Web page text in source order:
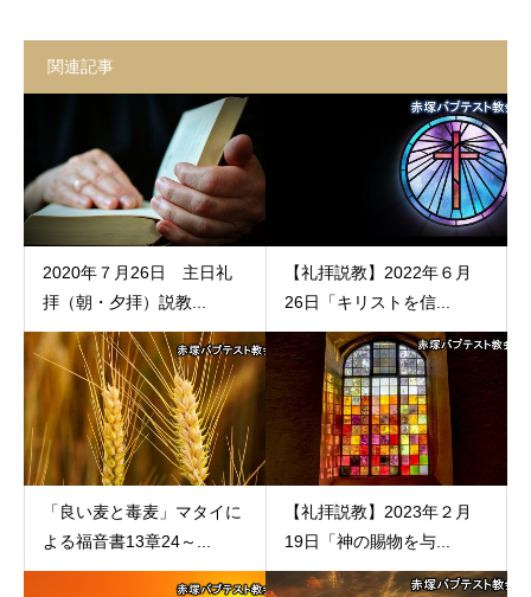
関連記事
2020年７月26日 主日礼
拝（朝・夕拝）説教...
【礼拝説教】2022年６月
26日「キリストを信...
「良い麦と毒麦」マタイに
よる福音書13章24～...
【礼拝説教】2023年２月
19日「神の賜物を与...